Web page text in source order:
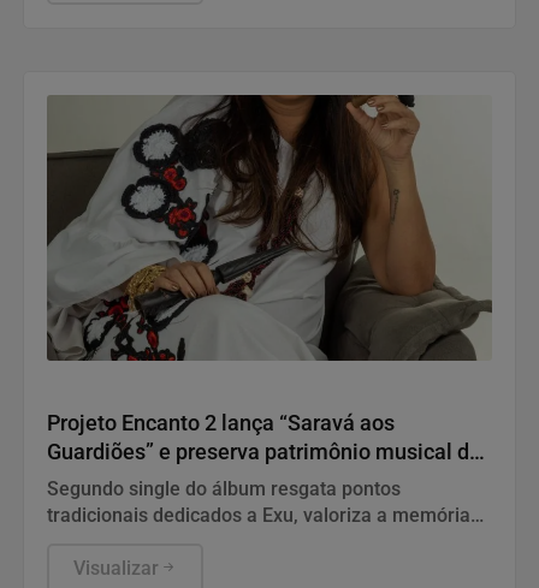
Projeto Encanto 2 lança “Saravá aos
Guardiões” e preserva patrimônio musical da
Umbanda em novo registro profissional
Segundo single do álbum resgata pontos
tradicionais dedicados a Exu, valoriza a memória
uma live especial sobre a entidade no dia 7 de
Visualizar